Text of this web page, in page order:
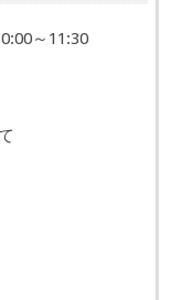
～11:30